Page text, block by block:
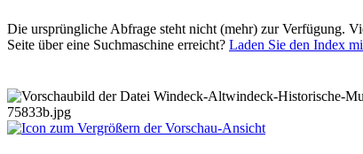
Die ursprüngliche Abfrage steht nicht (mehr) zur Verfügung.
Seite über eine Suchmaschine erreicht? Laden Sie den Index